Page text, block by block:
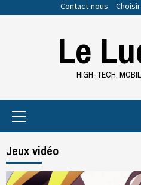
Contact-nous
LeHIGH-TECH,
Jeux vidéo